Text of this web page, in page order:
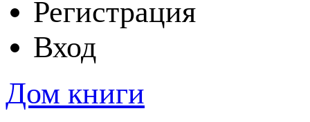
Регистрация
Вход
Дом книги